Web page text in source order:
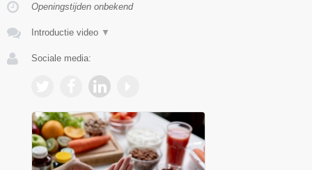
Openingstijden onbekend
Introductie video ▼
Sociale media: